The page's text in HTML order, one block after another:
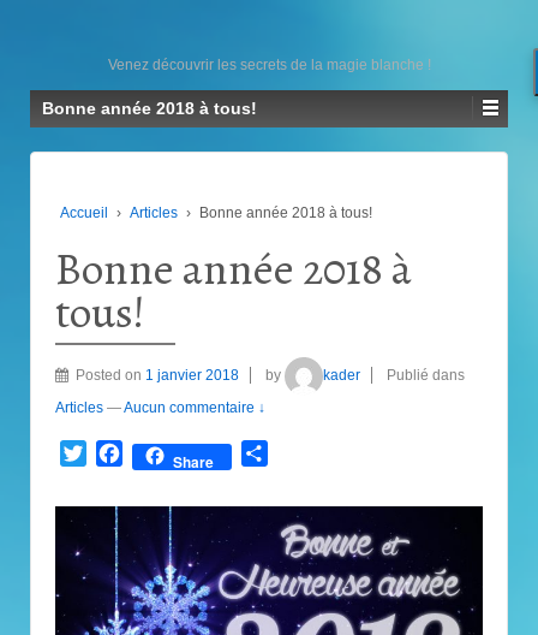
Venez découvrir les secrets de la magie blanche !
Bonne année 2018 à tous!
Accueil › Articles › Bonne année 2018 à tous!
Bonne année 2018 à
tous!
Posted on 1 janvier 2018 by kader
Publié dans
Articles —Aucun commentaire ↓
TwitterFacebook
Share